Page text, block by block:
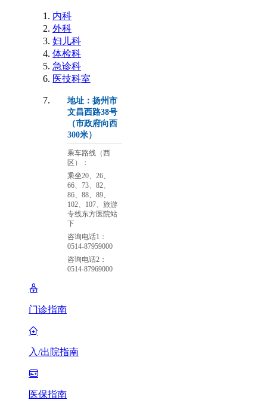
内科
外科
妇儿科
体检科
急诊科
医技科室
地址：扬州市
文昌西路38号
（市政府向西
300米）
乘车路线（西
区）：
乘坐20、26、
66、73、82、
86、88、89、
102、107、旅游
专线东方医院站
下
咨询电话1：
0514-87959000
咨询电话2：
0514-87969000
门诊指南
入/出院指南
医保指南